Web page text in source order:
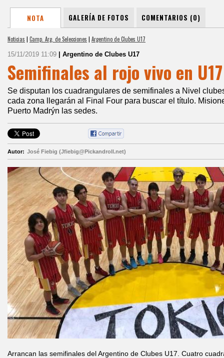
NOTA GALERÍA DE FOTOS COMENTARIOS (0)
Noticias | Camp. Arg. de Selecciones | Argentino de Clubes U17
15/11/2019 11:09 | Argentino de Clubes U17
Semifinales al rojo vivo en U17
Se disputan los cuadrangulares de semifinales a Nivel
cada zona llegarán al Final Four para buscar el título.
Puerto Madrýn las sedes.
Autor: José Fiebig (Jfiebig@Pickandroll.net)
Arrancan las semifinales del Argentino de Clubes U17. Cuatro